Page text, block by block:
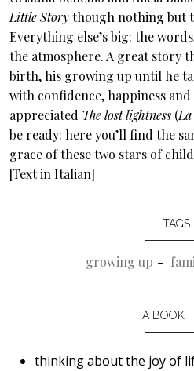
Little Storythough nothing but
Everything else’s big: the
the atmosphere. A great story
birth, his growing up until he
with confidence, happiness
appreciated The lost lightness (
be ready: here you’ll find the
grace of these two stars of
[Text in Italian]
TAGS
growing up
A BOOK
thinking about the joy of